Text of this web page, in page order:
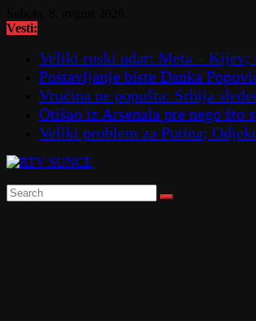
to
Vesti:
Veliki ruski udar: Meta – Kijev;
Postavljanje biste Danka
Vrućina ne popušta: Srbija
Otišao iz Arsenala pre nego
Veliki problem za Putina;